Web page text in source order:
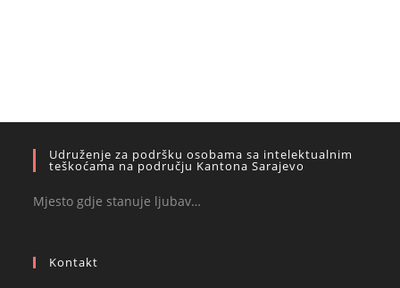
Udruženje za podršku osobama sa intelektualnim
teškoćama na području Kantona Sarajevo
Mjesto gdje stanuje ljubav…
Kontakt